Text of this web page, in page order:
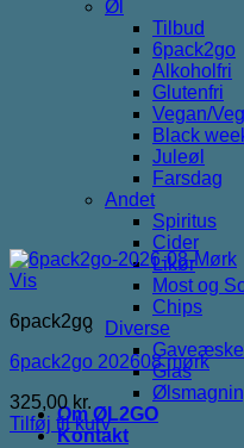
Øl
Tilbud
6pack2go
Alkoholfri
Glutenfri
Vegan/
Black
Juleøl
Farsdag
Andet
Spiritus
Cider
Likør
Most og
Chips
Diverse
Glas
Om ØL2GO
Kontakt
Vis
6pack2go
6pack2go 202608 mørk
325,00 kr.
Tilføj til kurv